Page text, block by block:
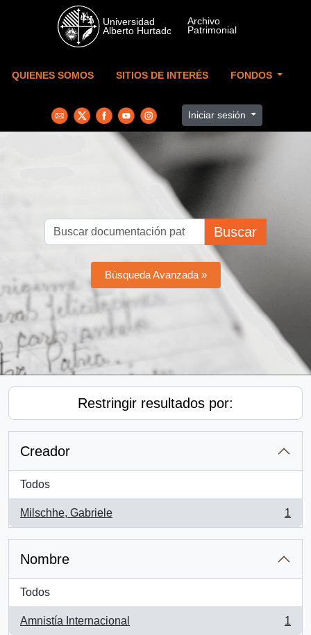
Skip to main content
QUIENES SOMOS SITIOS DE INTERÉS FONDOS
Iniciar sesión
Buscar
Búsqueda Avanzada »
Restringir resultados por:
Creador
Todos
Milschhe, Gabriele
, 1 resultados
1
Nombre
Todos
Amnistía Internacional
, 1 resultados
1